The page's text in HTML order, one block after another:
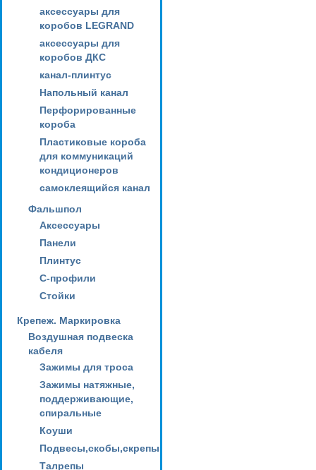
аксессуары для
коробов LEGRAND
аксессуары для
коробов ДКС
канал-плинтус
Напольный канал
Перфорированные
короба
Пластиковые короба
для коммуникаций
кондиционеров
самоклеящийся канал
Фальшпол
Аксессуары
Панели
Плинтус
С-профили
Стойки
Крепеж. Маркировка
Воздушная подвеска
кабеля
Зажимы для троса
Зажимы натяжные,
поддерживающие,
спиральные
Коуши
Подвесы,скобы,скрепы
Талрепы